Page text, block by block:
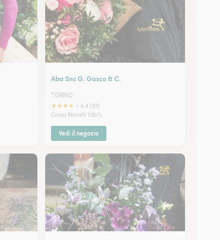
Aba Snc G. Gasco & C.
TORINO
★★★★
4.4 (10)
Corso Vercelli 135/c
Vedi il negozio